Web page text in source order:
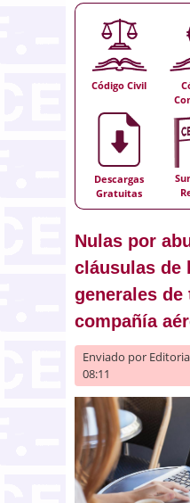
Código Civil
Descargas
Gratuitas
Nulas por
cláusulas de
generales
compañía
Enviado por
08:11